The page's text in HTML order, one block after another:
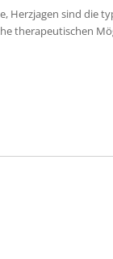
Herzjagen sind
therapeutischen